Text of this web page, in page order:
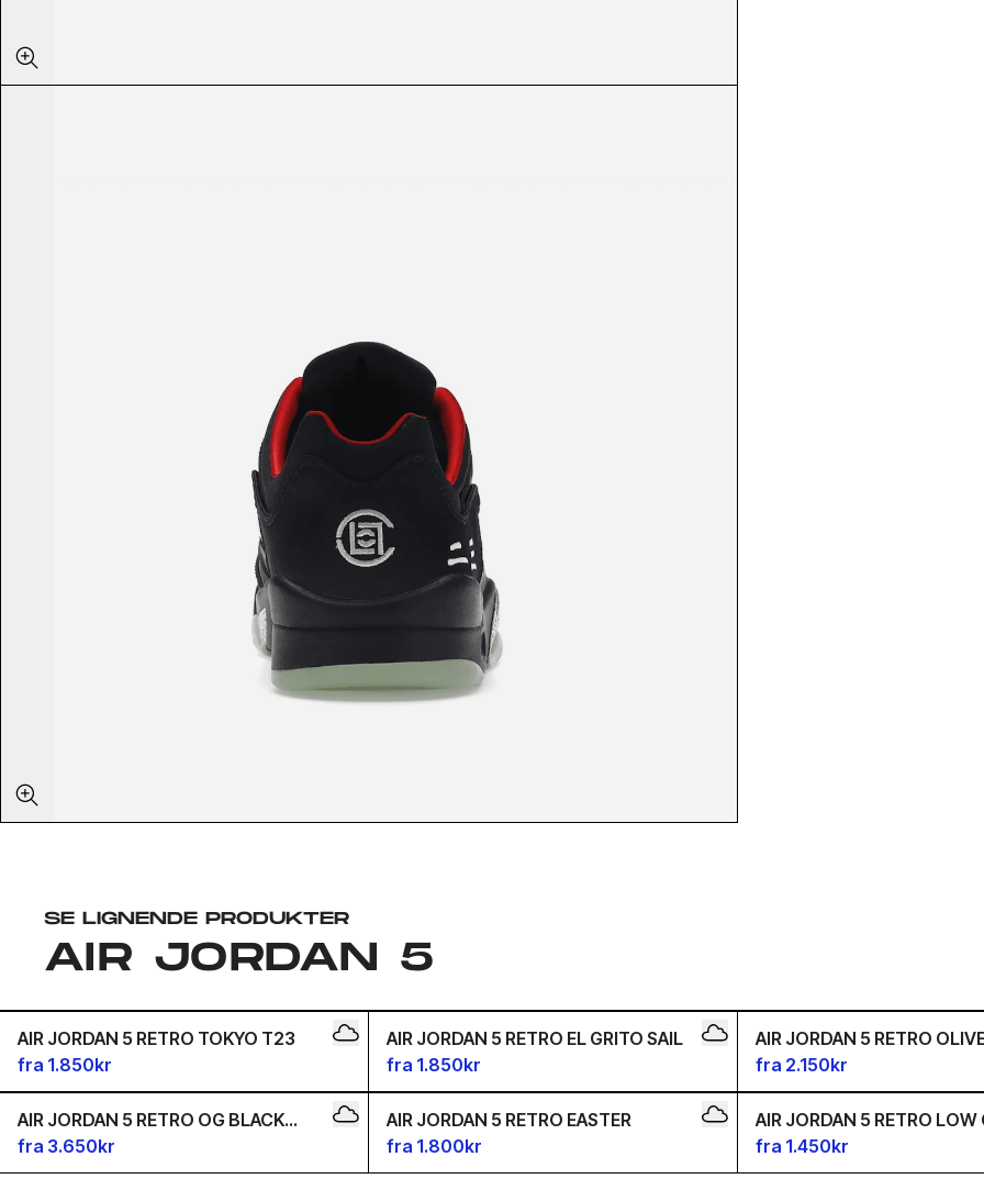
SE LIGNENDE PRODUKTER
AIR JORDAN 5
35.5 36 36.5
37.5
38
38.5 39
AIR JORDAN 5 RETRO TOKYO T23
fra 1.850kr
40
42.5
AIR JORDAN 5 RETRO EL GRITO SAIL
fra 1.850kr
AIR JORDAN 5 RETRO
fra 2.150kr
35.5 36 36.5
37.5
38
AIR JORDAN 5 RETRO OG BLACK
METALLIC REIMAGINED
fra 3.650kr
38 40 40.5
41
42
AIR JORDAN 5 RETRO EASTER
fra 1.800kr
35.5 36 36.5
38
AIR JORDAN 5 RETRO
fra 1.450kr